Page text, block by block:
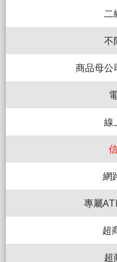
二
不
商品母公
線
網
專屬
超
超